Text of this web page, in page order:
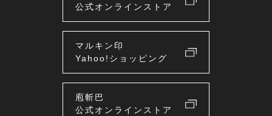
公式オンラインストア
マルキン印
Yahoo!ショッピング
庖斬巴
公式オンラインストア